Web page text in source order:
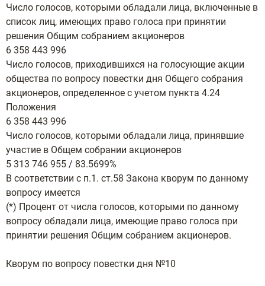
Число голосов, которыми обладали лица, включенные в
список лиц, имеющих право голоса при принятии
решения Общим собранием акционеров
6 358 443 996
Число голосов, приходившихся на голосующие акции
общества по вопросу повестки дня Общего собрания
акционеров, определенное с учетом пункта 4.24
Положения
6 358 443 996
Число голосов, которыми обладали лица, принявшие
участие в Общем собрании акционеров
5 313 746 955 / 83.5699%
В соответствии с п.1. ст.58 Закона кворум по данному
вопросу имеется
(*) Процент от числа голосов, которыми по данному
вопросу обладали лица, имеющие право голоса при
принятии решения Общим собранием акционеров.
Кворум по вопросу повестки дня №10